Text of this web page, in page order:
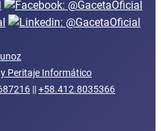
Peritaje Informático
||+58.412.8035366